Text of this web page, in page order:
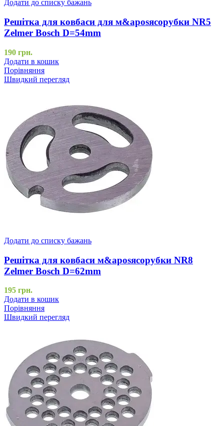
Додати до списку бажань
Решітка для ковбаси для м&aposясорубки NR5
Zelmer Bosch D=54mm
190 грн.
Додати в кошик
Порівняння
Швидкий перегляд
Додати до списку бажань
Решітка для ковбаси м&aposясорубки NR8
Zelmer Bosch D=62mm
195 грн.
Додати в кошик
Порівняння
Швидкий перегляд